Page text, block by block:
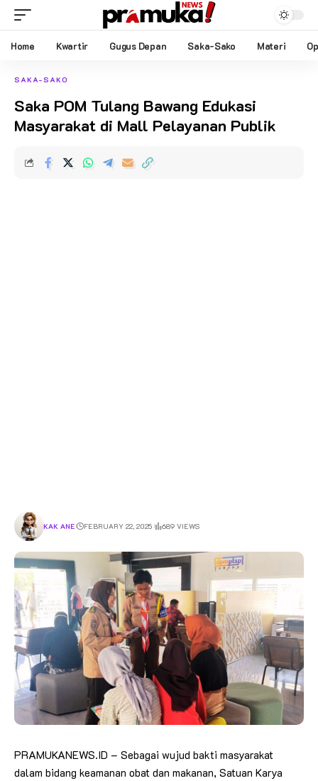
Home Kwartir Gugus Depan Saka-Sako Materi
SAKA-SAKO
Saka POM Tulang Bawang Edukasi
Masyarakat di Mall Pelayanan Publik
KAK ANE FEBRUARY 22, 2025 689 VIEWS
PRAMUKANEWS.ID – Sebagai wujud bakti masyarakat
dalam bidang keamanan obat dan makanan, Satuan Karya